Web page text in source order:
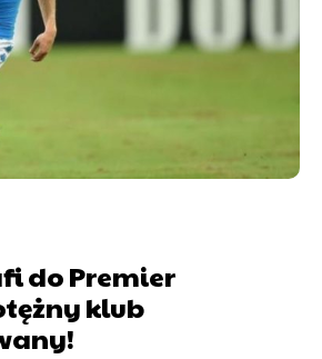
do Premier
klub